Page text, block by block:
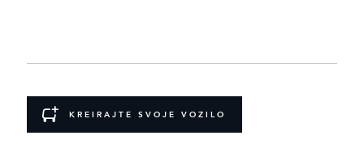
KREIRAJTE SVOJE VOZILO